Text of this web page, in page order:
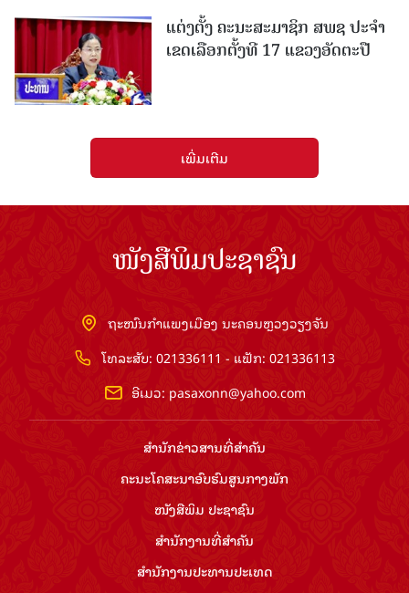
ແຕ່ງຕັ້ງ ຄະນະສະມາຊິກ ສພຊ ປະຈຳ
ເຂດເລືອກຕັ້ງທີ 17 ແຂວງອັດຕະປື
ເພີ່ມເຕີມ
ໜັງສືພິມປະຊາຊົນ
ຖະໜົນກຳແພງເມືອງ ນະຄອນຫຼວງວຽງຈັນ
ໂທລະສັບ: 021336111 - ແຟັກ: 021336113
ອີເມວ: pasaxonn@yahoo.com
ສຳ​ນັກ​ຂ່າວ​ສານ​ທີ່​ສຳ​ຄັນ​
ຄະນະໂຄສະນາອົບຮົມ​ສູນ​ກາງ​ພັກ
ໜັງສືພິມ ປະ​ຊາ​ຊົນ
ສຳ​ນັກ​ງານ​ທີ່​ສຳ​ຄັນ
ສຳ​ນັກ​ງານ​ປະ​ທານ​ປະ​ເທດ